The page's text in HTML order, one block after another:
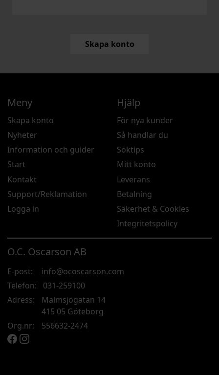
Skapa konto
O.C. Oscarson AB
E-post:
info@ocoscarson.com
Telefon:
031-259100
Adress:
Malmsjögatan 14
415 05 Göteborg
Org.nr:
556632-2474
Meny
Skapa konto
Nyheter
Information och guider
Start
Kontakt
Support/Reklamation
Logga in
Hjälp
För nya kunder
Så handlar du
Söktips
Mitt konto
Leverans
Betalning
Säkerhet & Cookies
Integritetspolicy